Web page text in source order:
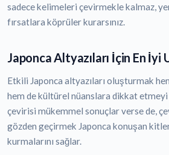
sadece kelimeleri çevirmekle kalmaz,
fırsatlara köprüler kurarsınız.
Japonca Altyazıları İçin En İyi
Etkili Japonca altyazıları oluşturmak
hem de kültürel nüanslara dikkat
çevirisi mükemmel sonuçlar verse de,
gözden geçirmek Japonca konuşan
kurmalarını sağlar.